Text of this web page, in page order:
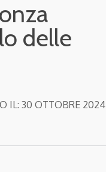
delle
IL: 30 OTTOBRE 2024